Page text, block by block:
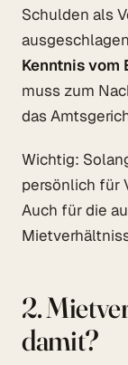
Schulden als
Kenntnis vom
muss zum
das
Wichtig:
persönlich für
Auch für die
2.
damit?